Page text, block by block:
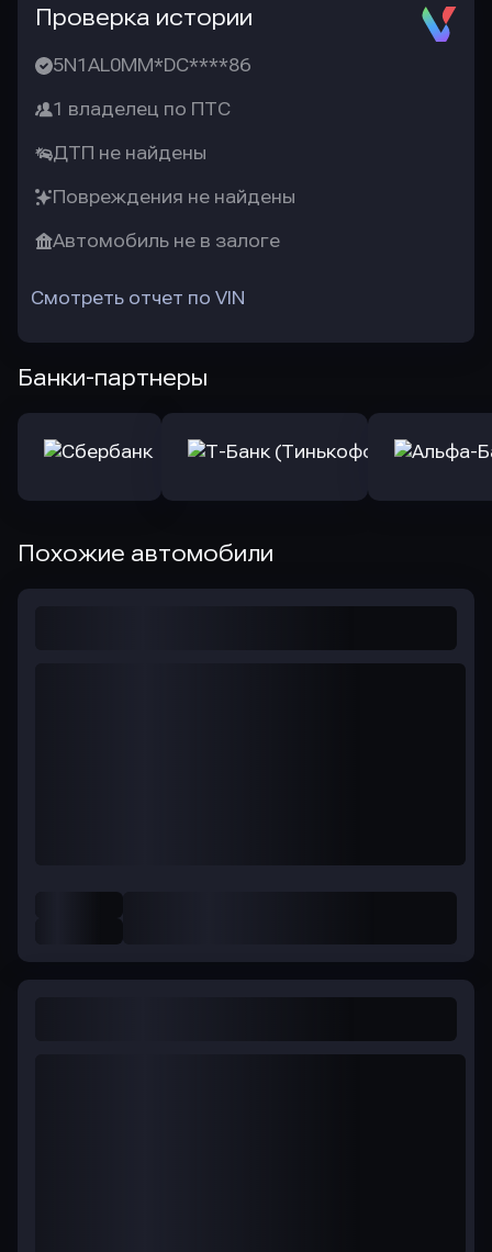
Проверка истории
5N1AL0MM*DC****86
1 владелец по ПТС
ДТП не найдены
Повреждения не найдены
Автомобиль не в залоге
Смотреть отчет по VIN
Банки-партнеры
Похожие автомобили